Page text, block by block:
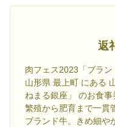
返
肉フェス2023「ブラン
山形県 最上町 にある
ねまる銀座」 のお食事
繁殖から肥育まで一貫
ブランド牛。きめ細や